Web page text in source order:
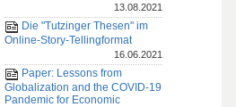
13.08.2021
Die "Tutzinger Thesen" im
Online-Story-Tellingformat
16.06.2021
Paper: Lessons from
Globalization and the COVID-19
Pandemic for Economic